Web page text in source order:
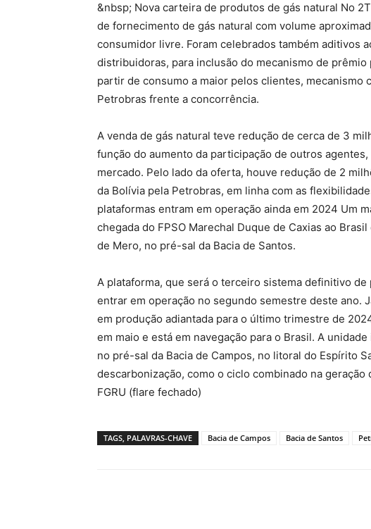
&nbsp; Nova carteira de produtos de gás natural No
de fornecimento de gás natural com volume
consumidor livre. Foram celebrados também aditivos
distribuidoras, para inclusão do mecanismo de
partir de consumo a maior pelos clientes, mecanismo
Petrobras frente a concorrência.
A venda de gás natural teve redução de cerca de 3
função do aumento da participação de outros
mercado. Pelo lado da oferta, houve redução de 2
da Bolívia pela Petrobras, em linha com as
plataformas entram em operação ainda em 2024 Um
chegada do FPSO Marechal Duque de Caxias ao
de Mero, no pré-sal da Bacia de Santos.
A plataforma, que será o terceiro sistema definitivo
entrar em operação no segundo semestre deste ano.
em produção adiantada para o último trimestre de
em maio e está em navegação para o Brasil. A
no pré-sal da Bacia de Campos, no litoral do Espírito
descarbonização, como o ciclo combinado na
FGRU (flare fechado)
TAGS, PALAVRAS-CHAVE Bacia de Campos Bacia de Santos